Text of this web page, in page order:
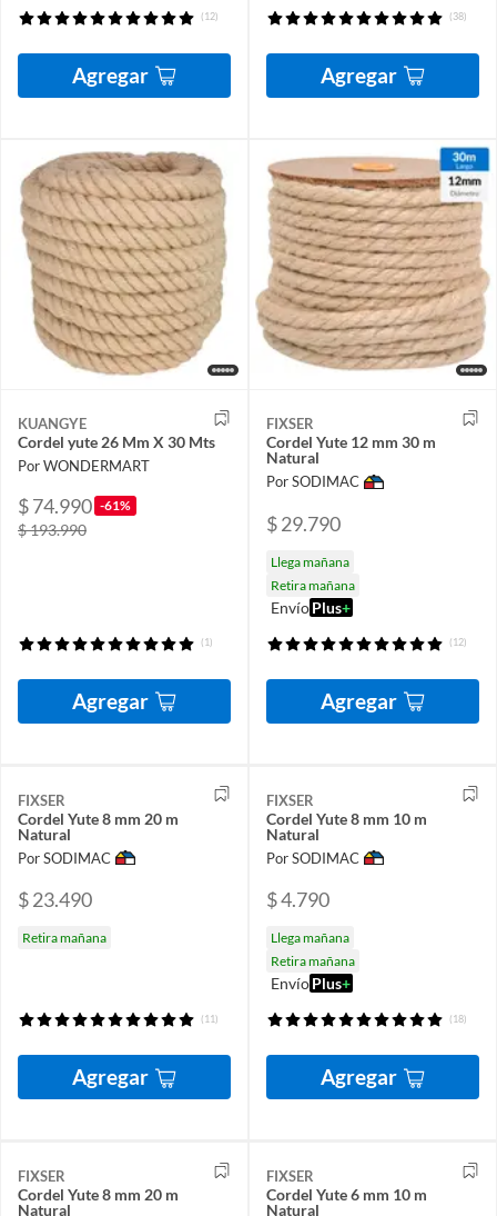
(12)
Agregar
(38)
Agregar
KUANGYE
Cordel yute 26 Mm X 30 Mts
Por WONDERMART
$ 74.990 -61%
$ 193.990
(1)
Agregar
FIXSER
Cordel Yute 12 mm 30 m
Natural
Por SODIMAC
$ 29.790
Llega mañana
Retira mañana
EnvíoPlus+
(12)
Agregar
FIXSER
Cordel Yute 8 mm 20 m
Natural
Por SODIMAC
$ 23.490
Retira mañana
(11)
Agregar
FIXSER
Cordel Yute 8 mm 10 m
Natural
Por SODIMAC
$ 4.790
Llega mañana
Retira mañana
EnvíoPlus+
(18)
Agregar
FIXSER
Cordel Yute 8 mm 20 m
Natural
FIXSER
Cordel Yute 6 mm 10 m
Natural